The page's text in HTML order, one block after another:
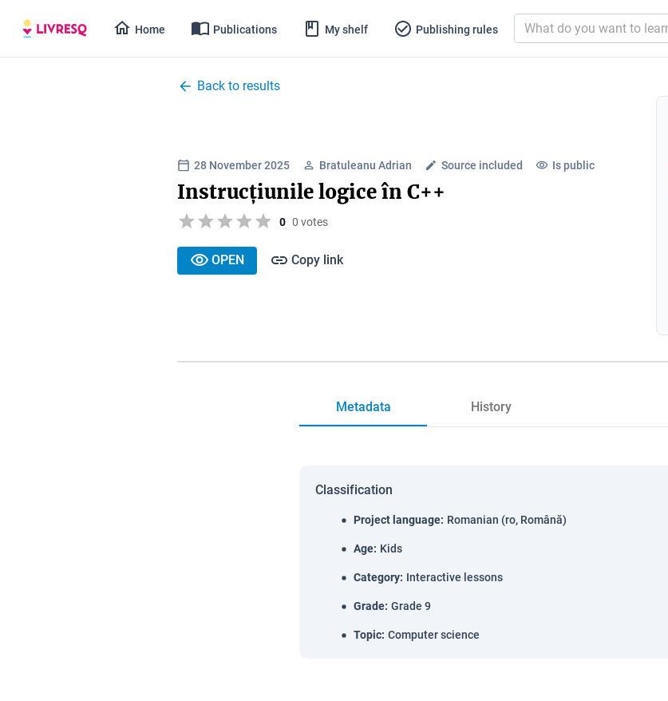
Home Publications My shelf Publishing rules
Back to results
28 November 2025 Bratuleanu Adrian Source included Is public
Instrucțiunile logice în C++
0 0 votes
OPEN Copy link
Metadata History
Classification
Project language: Romanian (ro, Română)
Age: Kids
Category: Interactive lessons
Grade: Grade 9
Topic: Computer science